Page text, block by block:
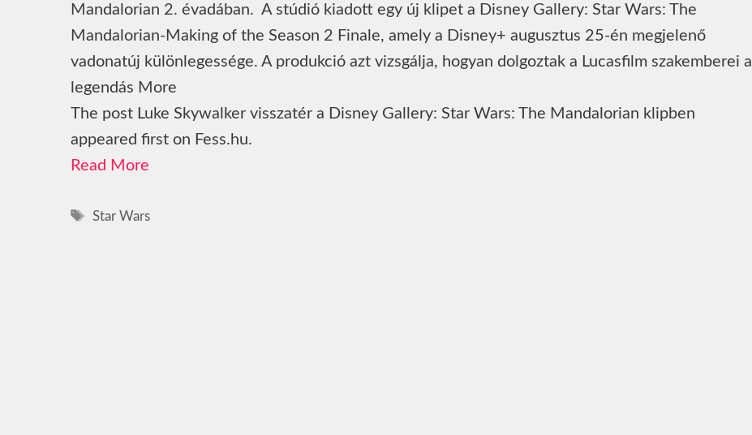
Mandalorian 2. évadában. A stúdió kiadott egy új klipet a Disney Gallery: Star Wars: The
Mandalorian-Making of the Season 2 Finale, amely a Disney+ augusztus 25-én megjelenő
vadonatúj különlegessége. A produkció azt vizsgálja, hogyan dolgoztak a Lucasfilm szakemberei a
legendás More
The post Luke Skywalker visszatér a Disney Gallery: Star Wars: The Mandalorian klipben
appeared first on Fess.hu.
Read More
Címkék
Star Wars